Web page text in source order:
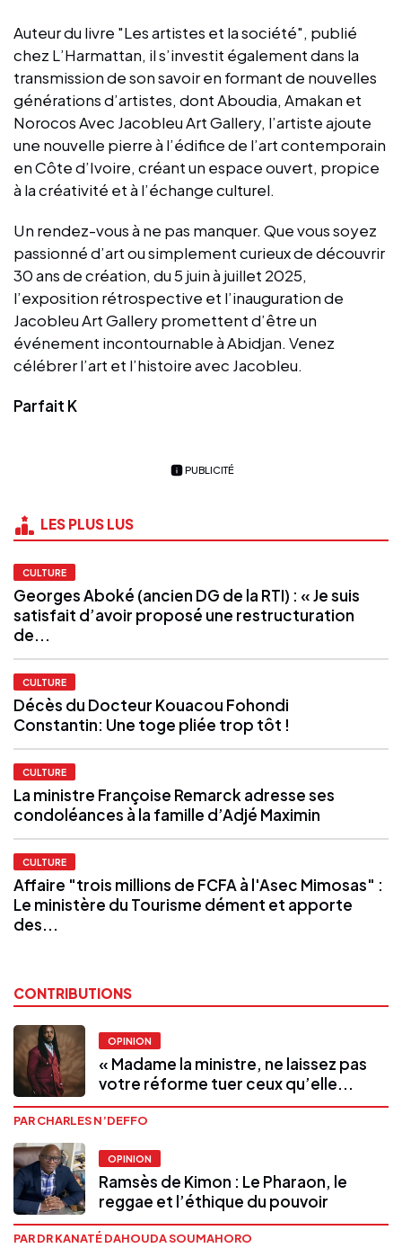
Auteur du livre "Les artistes et la société", publié
chez L’Harmattan, il s’investit également dans la
transmission de son savoir en formant de nouvelles
générations d’artistes, dont Aboudia, Amakan et
Norocos Avec Jacobleu Art Gallery, l’artiste ajoute
une nouvelle pierre à l’édifice de l’art contemporain
en Côte d’Ivoire, créant un espace ouvert, propice
à la créativité et à l’échange culturel.
Un rendez-vous à ne pas manquer. Que vous soyez
passionné d’art ou simplement curieux de découvrir
30 ans de création, du 5 juin à juillet 2025,
l’exposition rétrospective et l’inauguration de
Jacobleu Art Gallery promettent d’être un
événement incontournable à Abidjan. Venez
célébrer l’art et l’histoire avec Jacobleu.
Parfait K
PUBLICITÉ
LES PLUS LUS
CULTURE
Georges Aboké (ancien DG de la RTI) : « Je suis
satisfait d’avoir proposé une restructuration
de...
CULTURE
Décès du Docteur Kouacou Fohondi
Constantin: Une toge pliée trop tôt !
CULTURE
La ministre Françoise Remarck adresse ses
condoléances à la famille d’Adjé Maximin
CULTURE
Affaire "trois millions de FCFA à l'Asec Mimosas" :
Le ministère du Tourisme dément et apporte
des...
CONTRIBUTIONS
OPINION
« Madame la ministre, ne laissez pas
votre réforme tuer ceux qu’elle...
PAR CHARLES N’DEFFO
OPINION
Ramsès de Kimon : Le Pharaon, le
reggae et l’éthique du pouvoir
PAR DR KANATÉ DAHOUDA SOUMAHORO